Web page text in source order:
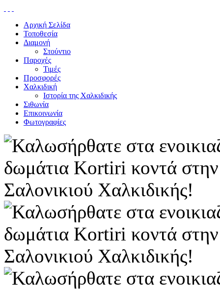
Αρχική Σελίδα
Τοποθεσία
Διαμονή
Στούντιο
Παροχές
Τιμές
Προσφορές
Χαλκιδική
Ιστορία της Χαλκιδικής
Σιθωνία
Επικοινωνία
Φωτογραφίες